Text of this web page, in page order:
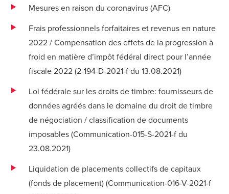
Mesures en raison du coronavirus (AFC)
Frais professionnels forfaitaires et revenus en nature
2022 / Compensation des effets de la progression à
froid en matière d’impôt fédéral direct pour l’année
fiscale 2022 (2-194-D-2021-f du 13.08.2021)
Loi fédérale sur les droits de timbre: fournisseurs de
données agréés dans le domaine du droit de timbre
de négociation / classification de documents
imposables (Communication-015-S-2021-f du
23.08.2021)
Liquidation de placements collectifs de capitaux
(fonds de placement) (Communication-016-V-2021-f